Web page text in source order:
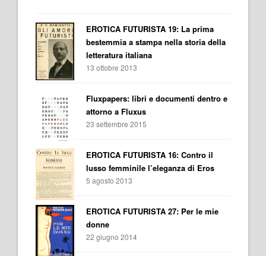
EROTICA FUTURISTA 19: La prima
bestemmia a stampa nella storia della
letteratura italiana
13 ottobre 2013
Fluxpapers: libri e documenti dentro e
attorno a Fluxus
23 settembre 2015
EROTICA FUTURISTA 16: Contro il
lusso femminile l’eleganza di Eros
5 agosto 2013
EROTICA FUTURISTA 27: Per le mie
donne
22 giugno 2014